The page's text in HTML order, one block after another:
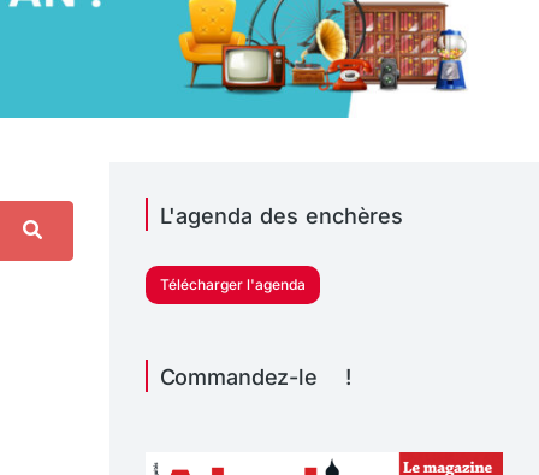
L'agenda des enchères
Télécharger l'agenda
Commandez-le !